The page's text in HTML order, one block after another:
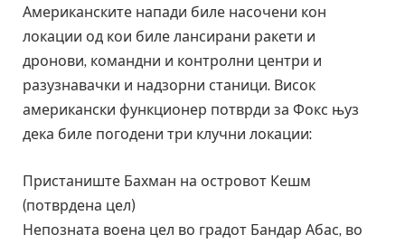
Американските напади биле насочени кон
локации од кои биле лансирани ракети и
дронови, командни и контролни центри и
разузнавачки и надзорни станици. Висок
американски функционер потврди за Фокс њуз
дека биле погодени три клучни локации:
Пристаниште Бахман на островот Кешм
(потврдена цел)
Непозната воена цел во градот Бандар Абас, во